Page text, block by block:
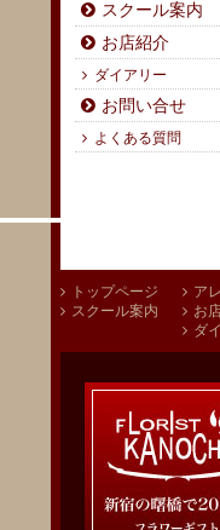
スクール案内
お店紹介
ダイアリー
お問い合せ
よくある質問
トップページ ア
スクール案内
お
ダ